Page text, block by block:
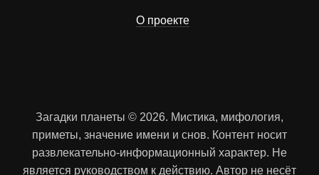
О проекте
Загадки планеты © 2026. Мистика, мифология,
приметы, значение имени и снов. Контент носит
развлекательно-информационный характер. Не
является руководством к действию. Автор не несёт